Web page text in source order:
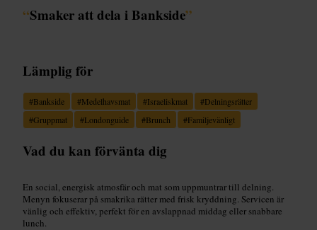
“Smaker att dela i Bankside”
Lämplig för
#Bankside #Medelhavsmat #Israeliskmat #Delningsrätter
#Gruppmat #Londonguide #Brunch #Familjevänligt
Vad du kan förvänta dig
En social, energisk atmosfär och mat som uppmuntrar till delning.
Menyn fokuserar på smakrika rätter med frisk kryddning. Servicen är
vänlig och effektiv, perfekt för en avslappnad middag eller snabbare
lunch.